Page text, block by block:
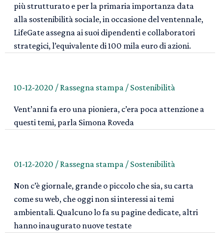
più strutturato e per la primaria importanza data
alla sostenibilità sociale, in occasione del ventennale,
LifeGate assegna ai suoi dipendenti e collaboratori
strategici, l’equivalente di 100 mila euro di azioni.
10-12-2020 /Rassegna stampa / Sostenibilità
Vent’anni fa ero una pioniera, c’era poca attenzione a
questi temi, parla Simona Roveda
01-12-2020 /Rassegna stampa / Sostenibilità
Non c’è giornale, grande o piccolo che sia, su carta
come su web, che oggi non si interessi ai temi
ambientali. Qualcuno lo fa su pagine dedicate, altri
hanno inaugurato nuove testate